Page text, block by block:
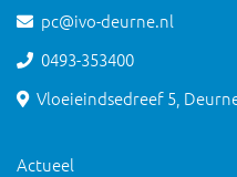
pc@ivo-deurne.nl
0493-353400
Vloeieindsedreef 5,
Actueel